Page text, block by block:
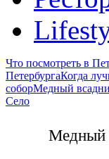
Что посмотреть в
ПетербургаКогда
соборМедный
Село
Медный